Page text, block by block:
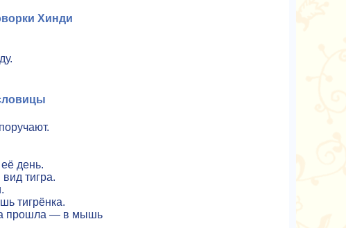
Хинди
день.
тигра.
тигрёнка.
прошла — в мышь